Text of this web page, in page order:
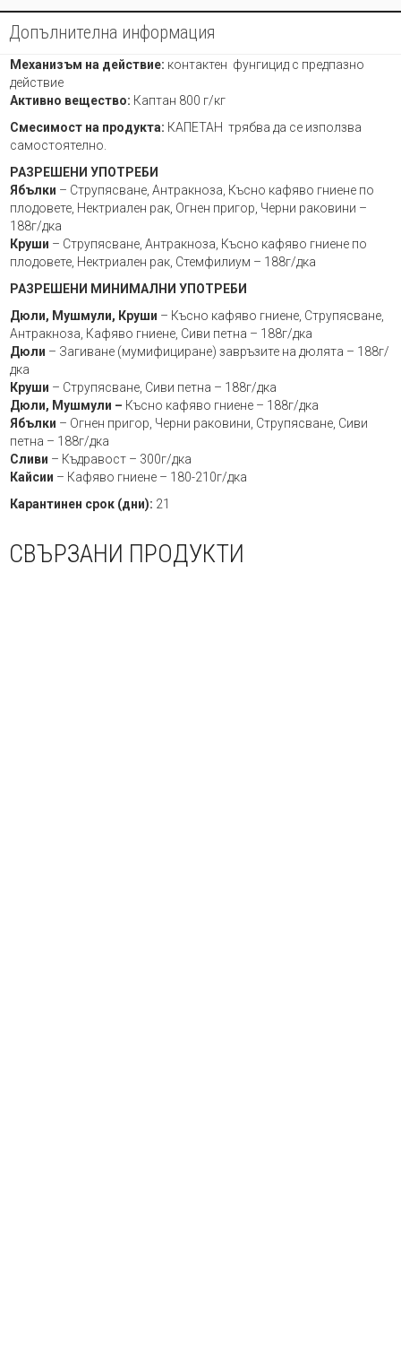
Допълнителна информация
Механизъм на действие: контактен фунгицид с предпазно
действие
Активно вещество: Каптан 800 г/кг
Смесимост на продукта: КАПЕТАН трябва да се използва
самостоятелно.
РАЗРЕШЕНИ УПОТРЕБИ
Ябълки – Струпясване, Антракноза, Късно кафяво гниене по
плодовете, Нектриален рак, Огнен пригор, Черни раковини –
188г/дка
Круши – Струпясване, Антракноза, Късно кафяво гниене по
плодовете, Нектриален рак, Стемфилиум – 188г/дка
РАЗРЕШЕНИ МИНИМАЛНИ УПОТРЕБИ
Дюли, Мушмули, Круши – Късно кафяво гниене, Струпясване,
Антракноза, Кафяво гниене, Сиви петна – 188г/дка
Дюли – Загиване (мумифициране) завръзите на дюлята – 188г/
дка
Круши – Струпясване, Сиви петна – 188г/дка
Дюли, Мушмули – Късно кафяво гниене – 188г/дка
Ябълки – Огнен пригор, Черни раковини, Струпясване, Сиви
петна – 188г/дка
Сливи – Къдравост – 300г/дка
Кайсии – Кафяво гниене – 180-210г/дка
Карантинен срок (дни): 21
СВЪРЗАНИ ПРОДУКТИ